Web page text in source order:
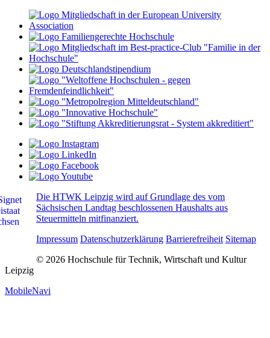
Die HTWK Leipzig wird auf Grundlage des vom
Sächsischen Landtag beschlossenen Haushalts aus
Steuermitteln mitfinanziert.
Impressum Datenschutzerklärung Barrierefreiheit Sitemap
© 2026 Hochschule für Technik, Wirtschaft und Kultur
Leipzig
MobileNavi